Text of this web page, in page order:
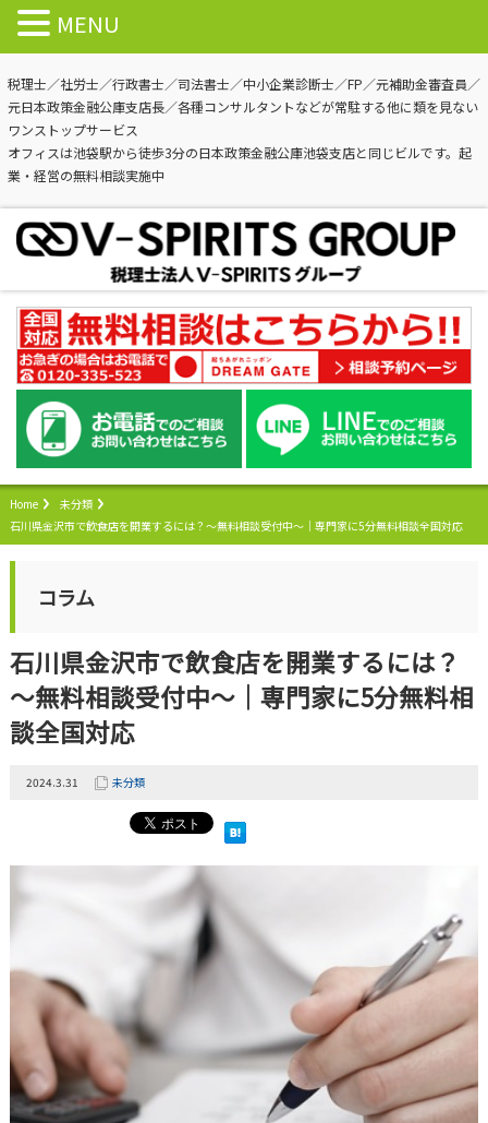
税理士／社労士／行政書士／司法書士／中小企業診断士／FP／元補助金審査員／
元日本政策金融公庫支店長／各種コンサルタントなどが常駐する他に類を見ない
ワンストップサービス
オフィスは池袋駅から徒歩3分の日本政策金融公庫池袋支店と同じビルです。起
業・経営の無料相談実施中
Home
未分類
石川県金沢市で飲食店を開業するには？～無料相談受付中～｜専門家に5分無料相談全国対応
コラム
石川県金沢市で飲食店を開業するには？
～無料相談受付中～｜専門家に5分無料相
談全国対応
2024.3.31 未分類
MENU